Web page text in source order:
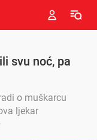
svu noć, pa
o muškarcu
ljekar